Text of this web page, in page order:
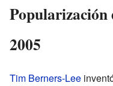
2005
Tim Berners-Lee